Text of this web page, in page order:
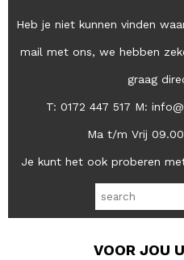
Heb je niet kunnen vinden
mail met ons, we hebben
graag
T: 0172 447 517 M:
Ma t/m Vrij
Je kunt het ook proberen
VOOR JOU